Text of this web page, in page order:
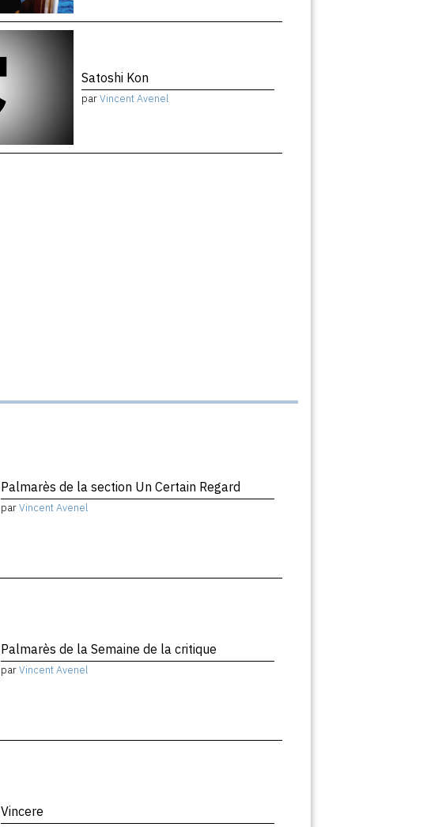
Satoshi Kon
parVincent Avenel
Palmarès de la section Un Certain Regard
parVincent Avenel
Palmarès de la Semaine de la critique
parVincent Avenel
Vincere